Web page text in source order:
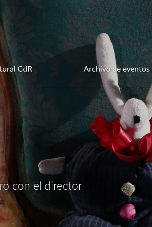
CdR Archivo de eventos
con el director